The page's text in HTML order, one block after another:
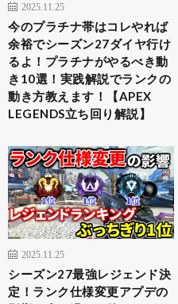
2025.11.25
今のプラチナ帯はコレやれば
余裕でシーズン27ダイヤ行け
るよ！プラチナがやるべき動
き10選！実践解説でランクの
動き方教えます！【APEX
LEGENDS立ち回り解説】
2025.11.25
シーズン27最強レジェンド決
定！ランク仕様変更アプデの